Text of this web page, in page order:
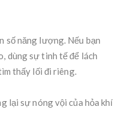
số năng lượng. Nếu bạn
dùng sự tinh tế để lách
thấy lối đi riêng.
lại sự nóng vội của hỏa khí